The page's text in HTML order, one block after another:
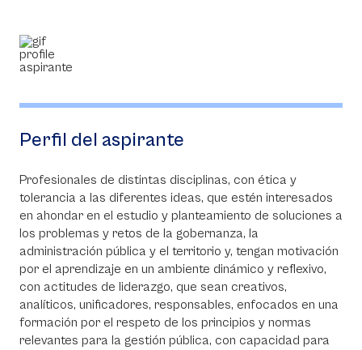
Perfil del aspirante
Profesionales de distintas disciplinas, con ética y
tolerancia a las diferentes ideas, que estén interesados
en ahondar en el estudio y planteamiento de soluciones a
los problemas y retos de la gobernanza, la
administración pública y el territorio y, tengan motivación
por el aprendizaje en un ambiente dinámico y reflexivo,
con actitudes de liderazgo, que sean creativos,
analíticos, unificadores, responsables, enfocados en una
formación por el respeto de los principios y normas
relevantes para la gestión pública, con capacidad para